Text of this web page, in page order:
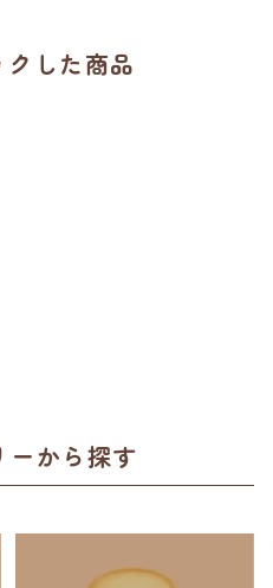
した商品
ーから探す